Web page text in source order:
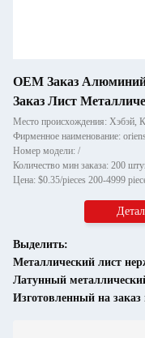
OEM Заказ
Заказ Лист
Место происхождения: Хэбэй,
Фирменное наименование:
Номер модели: /
Количество мин заказа: 200
Цена: $0.35/pieces 200-4999
Выделить:
Металлический лист
Латунный
Изготовленный на